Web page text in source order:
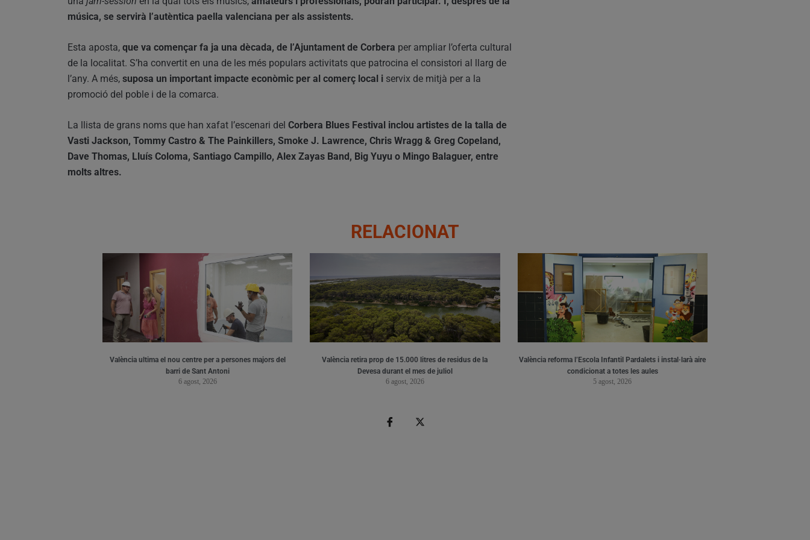
música, se servirà l’autèntica paella valenciana per als assistents.
Esta aposta, que va començar fa ja una dècada, de l’Ajuntament de Corbera per ampliar l’oferta cultural
de la localitat. S’ha convertit en una de les més populars activitats que patrocina el consistori al llarg de
l’any. A més, suposa un important impacte econòmic per al comerç local i servix de mitjà per a la
promoció del poble i de la comarca.
La llista de grans noms que han xafat l’escenari del Corbera Blues Festival inclou artistes de la talla de
Vasti Jackson, Tommy Castro & The Painkillers, Smoke J. Lawrence, Chris Wragg & Greg Copeland,
Dave Thomas, Lluís Coloma, Santiago Campillo, Alex Zayas Band, Big Yuyu o Mingo Balaguer, entre
molts altres.
RELACIONAT
València ultima el nou centre per a persones majors del
barri de Sant Antoni
6 agost, 2026
València retira prop de 15.000 litres de residus de la
Devesa durant el mes de juliol
6 agost, 2026
València reforma l’Escola Infantil Pardalets i instal·larà aire
condicionat a totes les aules
5 agost, 2026